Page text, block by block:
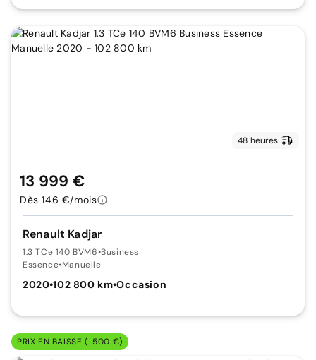
48 heures
Renault Kadjar
1.3 TCe 140 BVM6•Business
Essence•Manuelle
2020•102 800 km•Occasion
13 999 €
Dès 146 €/mois
PRIX EN BAISSE (-500 €)